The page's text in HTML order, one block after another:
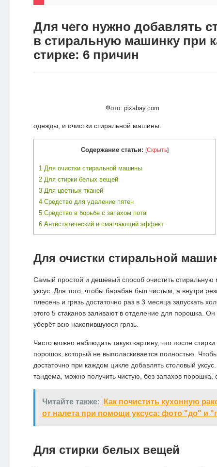
БЛОГ
Для чего нужно добавлять
в стиральную машинку при
стирке: 6 причин
Фото: pixabay.com
одежды, и очистки стиральной машины.
Содержание статьи: [Скрыть]
1 Для очистки стиральной машины
2Для стирки белых вещей
3Для цветных тканей
4Средство для удаление пятен
5Средство в борьбе с запахом пота
6Антистатический и смягчающий эффект
Для очистки стиральной
Самый простой и дешёвый способ очистить стиральную
уксус. Для того, чтобы барабан был чистым, а внутри
плесень и грязь достаточно раз в 3 месяца запускать
этого 5 стаканов заливают в отделение для порошка.
уберёт всю накопившуюся грязь.
Часто можно наблюдать такую картину, что после
порошок, который не выполаскивается полностью.
достаточно при каждом цикле добавлять столовый
тандема, можно получить чистую, без запахов
Читайте также:
Как почистить кухонную
от налета при помощи уксуса: фото "до" и
Для стирки белых вещей